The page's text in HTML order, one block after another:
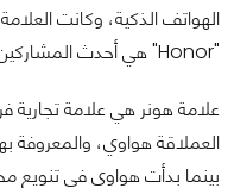
الهواتف الذكية، وكانت
"Honor" هي أحدث المشاركين في ذلك السوق.
علامة هونر هي علامة تجارية
العملاقة هواوي، والمعروفة
بينما بدأت هواوي في تنويع